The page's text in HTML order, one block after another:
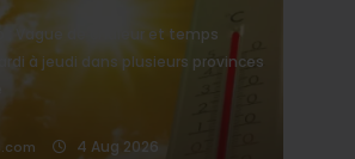
: Vague de chaleur et temps
à jeudi dans plusieurs provinces
4 Aug 2026